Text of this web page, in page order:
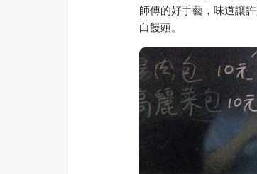
師傅的好手藝，味道讓
白饅頭。